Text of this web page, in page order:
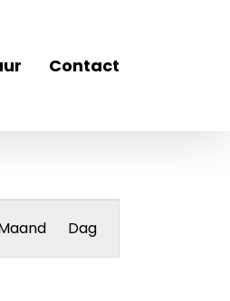
Contact
weergaven
navigatie
Dag